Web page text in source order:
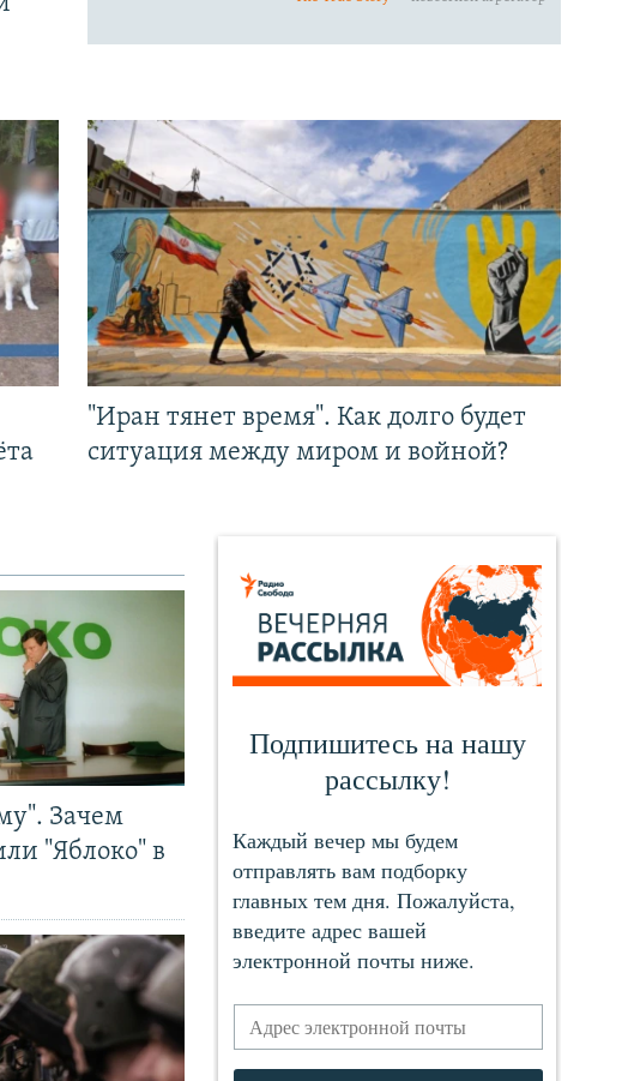
"Иран тянет время". Как долго будет
ситуация между миром и войной?
Зачем
"Яблоко" в